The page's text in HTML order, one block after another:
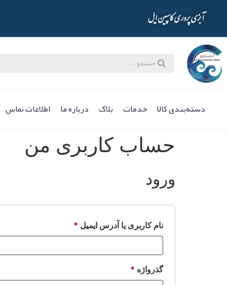
آبزی پروری کاسپین ایل
دسته‌بندی کالا خدمات بلاگ درباره ما اطلاعات تماس
حساب کاربری من
ورود
نام کاربری یا آدرس ایمیل *
گذرواژه *